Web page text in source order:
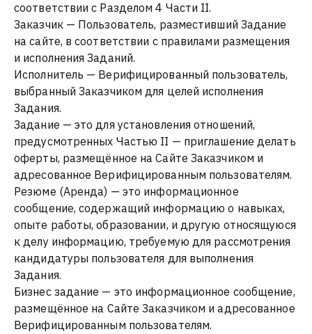
соответствии с Разделом 4 Части II.
Заказчик — Пользователь, разместивший Задание
на сайте, в соответствии с правилами размещения
и исполнения Заданий.
Исполнитель — Верифицированный пользователь,
выбранный Заказчиком для целей исполнения
Задания.
Задание — это для установления отношений,
предусмотренных Частью II — приглашение делать
оферты, размещённое на Сайте Заказчиком и
адресованное Верифицированным пользователям.
Резюме (Аренда) — это информационное
сообщение, содержащий информацию о навыках,
опыте работы, образовании, и другую относящуюся
к делу информацию, требуемую для рассмотрения
кандидатуры пользователя для выполнения
Задания.
Бизнес задание — это информационное сообщение,
размещённое на Сайте Заказчиком и адресованное
Верифицированным пользователям.